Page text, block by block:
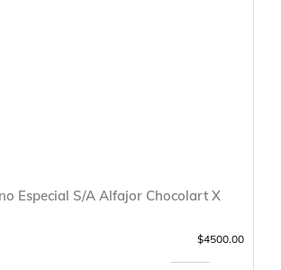
Especial S/A Alfajor Chocolart X
$4500.00